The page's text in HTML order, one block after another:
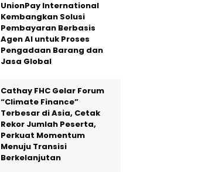
UnionPay International
Kembangkan Solusi
Pembayaran Berbasis
Agen AI untuk Proses
Pengadaan Barang dan
Jasa Global
Cathay FHC Gelar Forum
“Climate Finance”
Terbesar di Asia, Cetak
Rekor Jumlah Peserta,
Perkuat Momentum
Menuju Transisi
Berkelanjutan